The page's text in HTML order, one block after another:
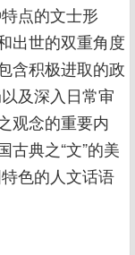
点的文士形
出世的双重角度
含积极进取的政
及深入日常审
观念的重要内
古典之“文”的美
色的人文话语